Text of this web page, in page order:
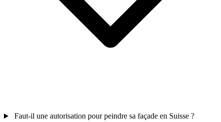
Faut-il une autorisation pour peindre sa façade en Suisse ?